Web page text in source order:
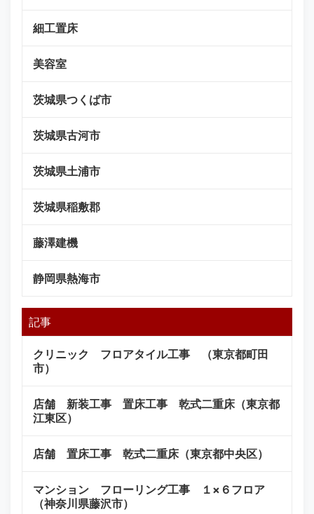
細工置床
美容室
茨城県つくば市
茨城県古河市
茨城県土浦市
茨城県稲敷郡
藤澤建機
静岡県熱海市
記事
クリニック フロアタイル工事 （東京都町田
市）
店舗 新装工事 置床工事 乾式二重床（東京都
江東区）
店舗 置床工事 乾式二重床（東京都中央区）
マンション フローリング工事 １×６フロア
（神奈川県藤沢市）